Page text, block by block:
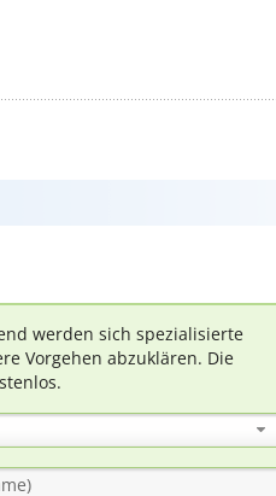
werden sich spezialisierte
Vorgehen abzuklären. Die